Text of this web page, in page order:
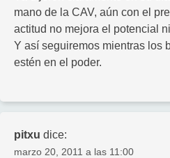
mano de la CAV, aún con el
actitud no mejora el potencial
Y así seguiremos mientras los
estén en el poder.
pitxu dice:
marzo 20, 2011 a las 11:00